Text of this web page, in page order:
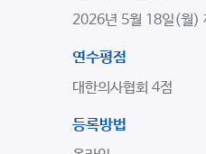
2026년 5월 18일(월)
연수평점
대한의사협회 4점
등록방법